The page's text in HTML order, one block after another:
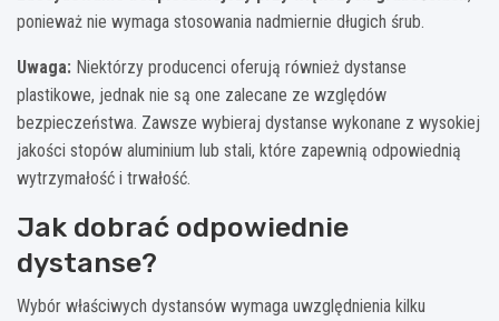
ponieważ nie wymaga stosowania nadmiernie długich śrub.
Uwaga: Niektórzy producenci oferują również dystanse
plastikowe, jednak nie są one zalecane ze względów
bezpieczeństwa. Zawsze wybieraj dystanse wykonane z wysokiej
jakości stopów aluminium lub stali, które zapewnią odpowiednią
wytrzymałość i trwałość.
Jak dobrać odpowiednie
dystanse?
Wybór właściwych dystansów wymaga uwzględnienia kilku